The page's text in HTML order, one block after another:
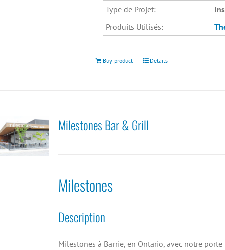
Type de Projet:
Produits Utilisés:
Buy product Details
Milestones Bar & Grill
Milestones
Description
Milestones à Barrie, en Ontario, avec notre porte